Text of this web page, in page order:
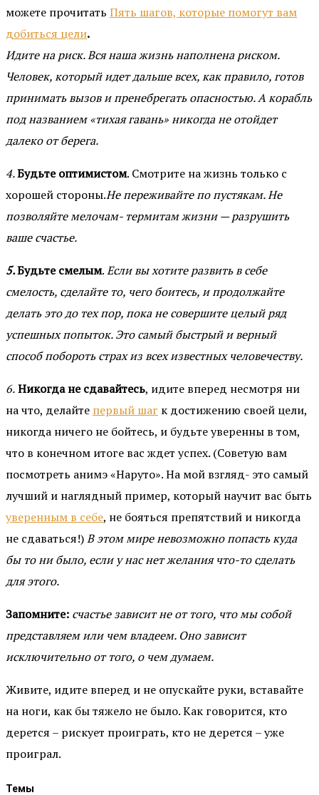
можете прочитать Пять шагов, которые помогут вам
добиться цели.
Идите на риск. Вся наша жизнь наполнена риском.
Человек, который идет дальше всех, как правило, готов
принимать вызов и пренебрегать опасностью. А корабль
под названием «тихая гавань» никогда не отойдет
далеко от берега.
4.Будьте оптимистом. Смотрите на жизнь только с
хорошей стороны.Не переживайте по пустякам. Не
позволяйте мелочам- термитам жизни — разрушить
ваше счастье.
5.Будьте смелым.Если вы хотите развить в себе
смелость, сделайте то, чего боитесь, и продолжайте
делать это до тех пор, пока не совершите целый ряд
успешных попыток. Это самый быстрый и верный
способ побороть страх из всех известных человечеству.
6.Никогда не сдавайтесь, идите вперед несмотря ни
на что, делайте первый шаг к достижению своей цели,
никогда ничего не бойтесь, и будьте уверенны в том,
что в конечном итоге вас ждет успех. (Советую вам
посмотреть анимэ «Наруто». На мой взгляд- это самый
лучший и наглядный пример, который научит вас быть
уверенным в себе, не бояться препятствий и никогда
не сдаваться!)В этом мире невозможно попасть куда
бы то ни было, если у нас нет желания что-то сделать
для этого.
Запомните: счастье зависит не от того, что мы собой
представляем или чем владеем. Оно зависит
исключительно от того, о чем думаем.
Живите, идите вперед и не опускайте руки, вставайте
на ноги, как бы тяжело не было. Как говорится, кто
дерется – рискует проиграть, кто не дерется – уже
проиграл.
Темы